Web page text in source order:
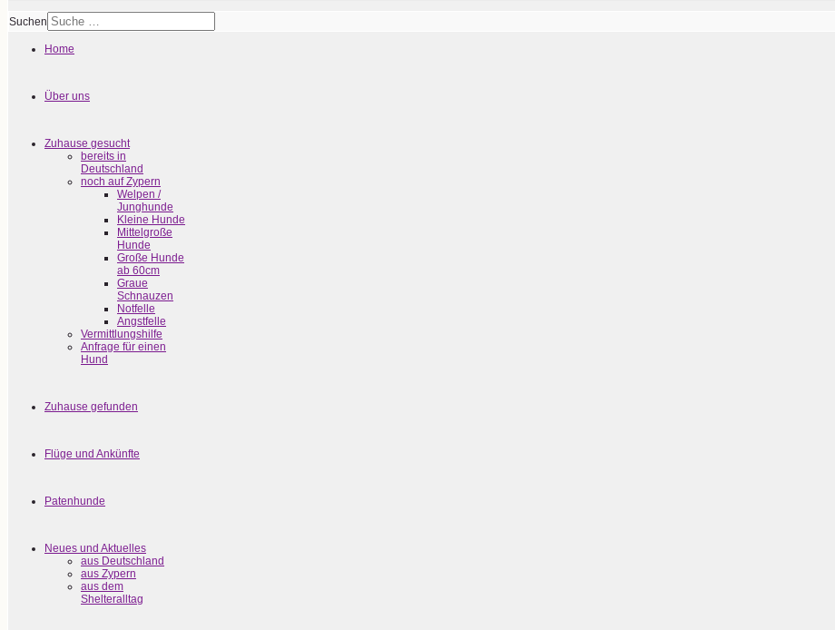
Suchen
Home
Über uns
Zuhause gesucht
bereits in
Deutschland
noch auf Zypern
Welpen /
Junghunde
Kleine Hunde
Mittelgroße
Hunde
Große Hunde
ab 60cm
Graue
Schnauzen
Notfelle
Angstfelle
Vermittlungshilfe
Anfrage für einen
Hund
Zuhause gefunden
Flüge und Ankünfte
Patenhunde
Neues und Aktuelles
aus Deutschland
aus Zypern
aus dem
Shelteralltag